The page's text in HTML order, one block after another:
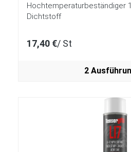
Hochtemperaturbeständiger
Dichtstoff
17,40 €/ St
2